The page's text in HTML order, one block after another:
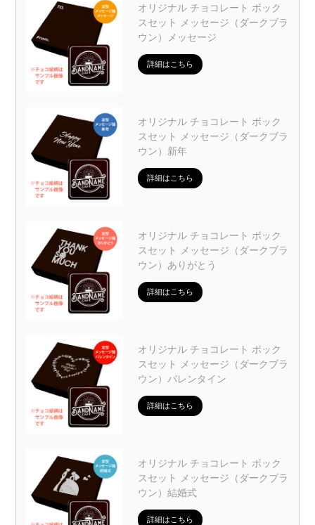
オリジナル チョコレート ボック
スセット メッセージ（ダークブラ
ウン）メッセージ
詳細はこちら
オリジナル チョコレート ボック
スセット メッセージ（ダークブラ
ウン）新年
詳細はこちら
オリジナル チョコレート ボック
スセット メッセージ（ダークブラ
ウン）ありがとう
詳細はこちら
オリジナル チョコレート ボック
スセット メッセージ（ダークブラ
ウン）バレンタイン
詳細はこちら
オリジナル チョコレート ボック
スセット メッセージ（ダークブラ
ウン）結婚式
詳細はこちら